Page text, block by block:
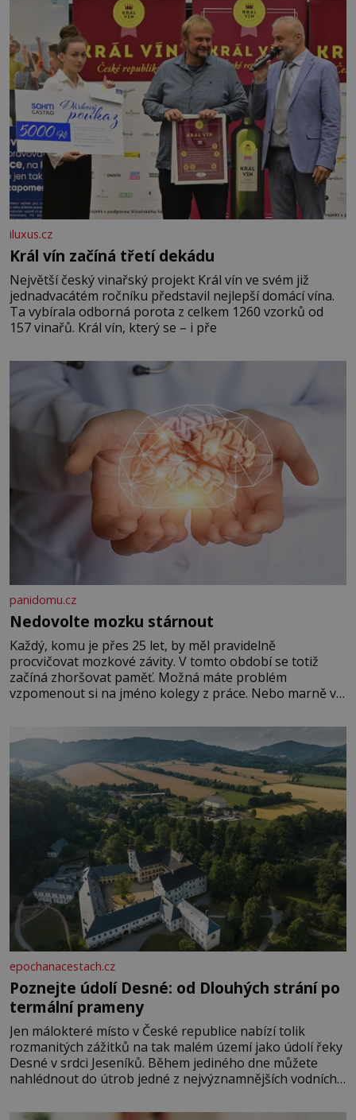
iluxus.cz
Král vín začíná třetí dekádu
Největší český vinařský projekt Král vín ve svém již
jednadvacátém ročníku představil nejlepší domácí vína.
Ta vybírala odborná porota z celkem 1260 vzorků od
157 vinařů. Král vín, který se – i pře
panidomu.cz
Nedovolte mozku stárnout
Každý, komu je přes 25 let, by měl pravidelně
procvičovat mozkové závity. V tomto období se totiž
začíná zhoršovat paměť. Možná máte problém
vzpomenout si na jméno kolegy z práce. Nebo marně v
Je to opravdu tak, s věkem jako kdyby se paměť
rozhodla stávkovat. Cvičte
epochanacestach.cz
Poznejte údolí Desné: od Dlouhých strání po
termální prameny
Jen málokteré místo v České republice nabízí tolik
rozmanitých zážitků na tak malém území jako údolí řeky
Desné v srdci Jeseníků. Během jediného dne můžete
nahlédnout do útrob jedné z nejvýznamnějších vodních
se na koloběžce a den zakončit poznáváním památek ve